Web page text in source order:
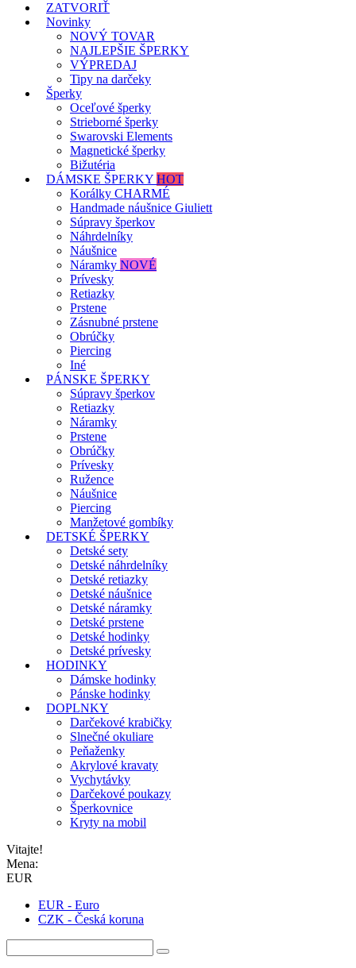
ZATVORIŤ
Novinky
NOVÝ TOVAR
NAJLEPŠIE ŠPERKY
VÝPREDAJ
Tipy na darčeky
Šperky
Oceľové šperky
Strieborné šperky
Swarovski Elements
Magnetické šperky
Bižutéria
DÁMSKE ŠPERKY HOT
Korálky CHARMÉ
Handmade náušnice Giuliett
Súpravy šperkov
Náhrdelníky
Náušnice
Náramky NOVÉ
Prívesky
Retiazky
Prstene
Zásnubné prstene
Obrúčky
Piercing
Iné
PÁNSKE ŠPERKY
Súpravy šperkov
Retiazky
Náramky
Prstene
Obrúčky
Prívesky
Ružence
Náušnice
Piercing
Manžetové gombíky
DETSKÉ ŠPERKY
Detské sety
Detské náhrdelníky
Detské retiazky
Detské náušnice
Detské náramky
Detské prstene
Detské hodinky
Detské prívesky
HODINKY
Dámske hodinky
Pánske hodinky
DOPLNKY
Darčekové krabičky
Slnečné okuliare
Peňaženky
Akrylové kravaty
Vychytávky
Darčekové poukazy
Šperkovnice
Kryty na mobil
Vitajte!
Mena:
EUR
EUR - Euro
CZK - Česká koruna